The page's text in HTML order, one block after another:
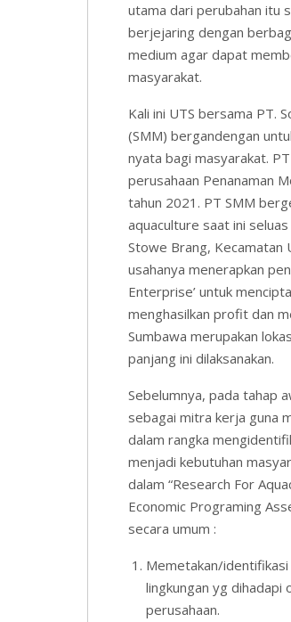
utama dari perubahan itu
berjejaring dengan
medium agar dapat
masyarakat.
Kali ini UTS bersama PT.
(SMM) bergandengan
nyata bagi masyarakat.
perusahaan Penanaman
tahun 2021. PT SMM
aquaculture saat ini
Stowe Brang, Kecamatan
usahanya menerapkan
Enterprise’ untuk
menghasilkan profit dan
Sumbawa merupakan
panjang ini dilaksanakan.
Sebelumnya, pada tahap
sebagai mitra kerja guna
dalam rangka
menjadi kebutuhan
dalam “Research For
Economic Programing
secara umum :
Memetakan/
lingkungan yg dihadapi
perusahaan.